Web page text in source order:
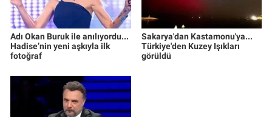
Adı Okan Buruk ile anılıyordu...
Hadise’nin yeni aşkıyla ilk
fotoğraf
Sakarya'dan Kastamonu'ya...
Türkiye'den Kuzey Işıkları
görüldü